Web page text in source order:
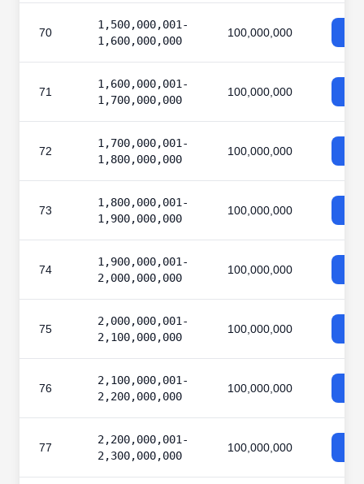
70
1,500,000,001-
1,600,000,000
100,000,000
71
1,600,000,001-
1,700,000,000
100,000,000
72
1,700,000,001-
1,800,000,000
100,000,000
73
1,800,000,001-
1,900,000,000
100,000,000
74
1,900,000,001-
2,000,000,000
100,000,000
75
2,000,000,001-
2,100,000,000
100,000,000
76
2,100,000,001-
2,200,000,000
100,000,000
77
2,200,000,001-
2,300,000,000
100,000,000